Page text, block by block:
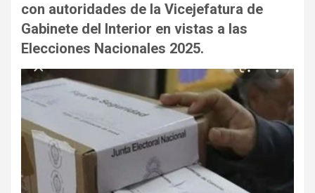
con autoridades de la Vicejefatura de
Gabinete del Interior en vistas a las
Elecciones Nacionales 2025.